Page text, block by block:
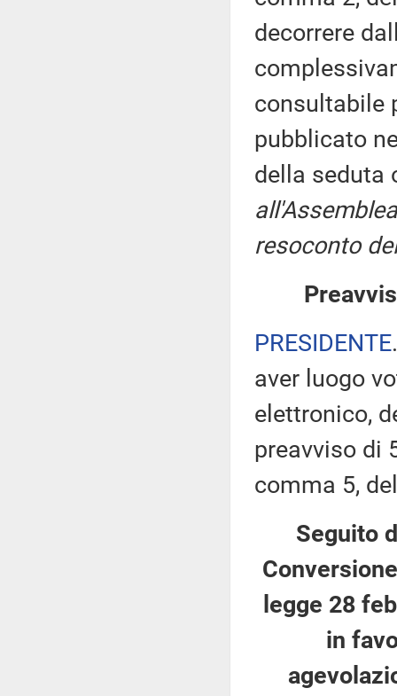
decorrere
consultabile
pubblicato
della seduta
resoconto
PRESIDENTE
aver luogo
elettronico,
preavviso di
comma 5,
Seguito
legge 28
in